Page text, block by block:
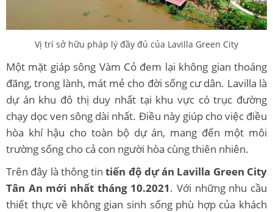
Vị trí sở hữu pháp lý đầy đủ của Lavilla Green City
Một mặt giáp sông Vàm Cỏ đem lại không gian thoáng
đãng, trong lành, mát mẻ cho đời sống cư dân. Lavilla là
dự án khu đô thị duy nhất tại khu vực có trục đường
chạy dọc ven sông dài nhất. Điều này giúp cho việc điều
hòa khí hậu cho toàn bộ dự án, mang đến một môi
trường sống cho cả con người hòa cùng thiên nhiên.
Trên đây là thông tintiến độ dự án Lavilla Green City
Tân An mới nhất tháng 10.2021. Với những nhu cầu
thiết thực về không gian sinh sống phù hợp của khách